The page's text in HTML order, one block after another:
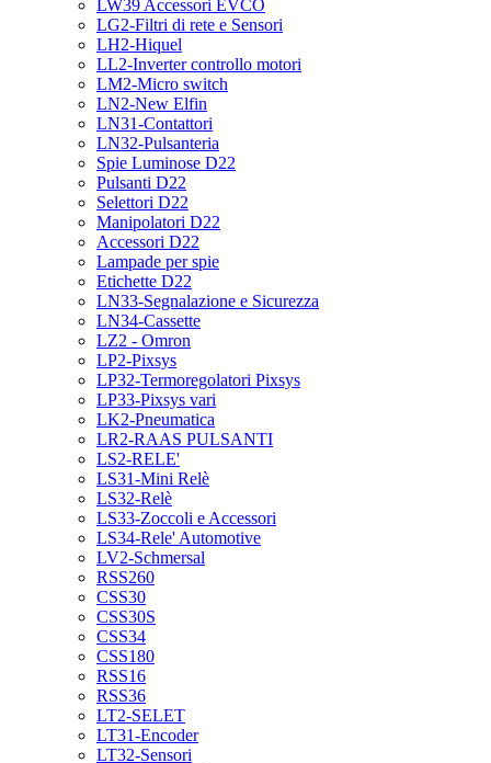
LW39 Accessori EVCO
LG2-Filtri di rete e Sensori
LH2-Hiquel
LL2-Inverter controllo motori
LM2-Micro switch
LN2-New Elfin
LN31-Contattori
LN32-Pulsanteria
Spie Luminose D22
Pulsanti D22
Selettori D22
Manipolatori D22
Accessori D22
Lampade per spie
Etichette D22
LN33-Segnalazione e Sicurezza
LN34-Cassette
LZ2 - Omron
LP2-Pixsys
LP32-Termoregolatori Pixsys
LP33-Pixsys vari
LK2-Pneumatica
LR2-RAAS PULSANTI
LS2-RELE'
LS31-Mini Relè
LS32-Relè
LS33-Zoccoli e Accessori
LS34-Rele' Automotive
LV2-Schmersal
RSS260
CSS30
CSS30S
CSS34
CSS180
RSS16
RSS36
LT2-SELET
LT31-Encoder
LT32-Sensori